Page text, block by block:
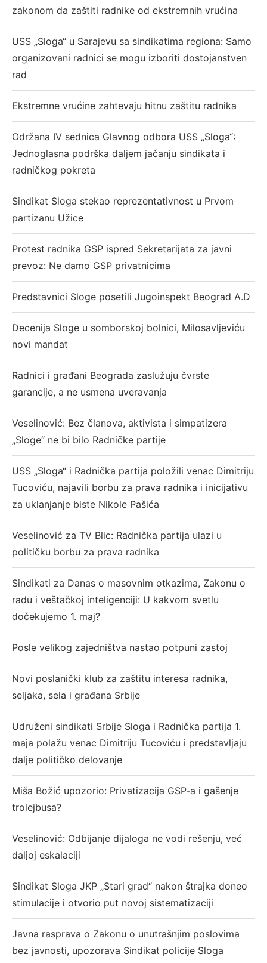
zakonom da zaštiti radnike od ekstremnih vrućina
USS „Sloga“ u Sarajevu sa sindikatima regiona: Samo
organizovani radnici se mogu izboriti dostojanstven
rad
Ekstremne vrućine zahtevaju hitnu zaštitu radnika
Održana IV sednica Glavnog odbora USS „Sloga“:
Jednoglasna podrška daljem jačanju sindikata i
radničkog pokreta
Sindikat Sloga stekao reprezentativnost u Prvom
partizanu Užice
Protest radnika GSP ispred Sekretarijata za javni
prevoz: Ne damo GSP privatnicima
Predstavnici Sloge posetili Jugoinspekt Beograd A.D
Decenija Sloge u somborskoj bolnici, Milosavljeviću
novi mandat
Radnici i građani Beograda zaslužuju čvrste
garancije, a ne usmena uveravanja
Veselinović: Bez članova, aktivista i simpatizera
„Sloge“ ne bi bilo Radničke partije
USS „Sloga“ i Radnička partija položili venac Dimitriju
Tucoviću, najavili borbu za prava radnika i inicijativu
za uklanjanje biste Nikole Pašića
Veselinović za TV Blic: Radnička partija ulazi u
političku borbu za prava radnika
Sindikati za Danas o masovnim otkazima, Zakonu o
radu i veštačkoj inteligenciji: U kakvom svetlu
dočekujemo 1. maj?
Posle velikog zajedništva nastao potpuni zastoj
Novi poslanički klub za zaštitu interesa radnika,
seljaka, sela i građana Srbije
Udruženi sindikati Srbije Sloga i Radnička partija 1.
maja polažu venac Dimitriju Tucoviću i predstavljaju
dalje političko delovanje
Miša Božić upozorio: Privatizacija GSP-a i gašenje
trolejbusa?
Veselinović: Odbijanje dijaloga ne vodi rešenju, već
daljoj eskalaciji
Sindikat Sloga JKP „Stari grad“ nakon štrajka doneo
stimulacije i otvorio put novoj sistematizaciji
Javna rasprava o Zakonu o unutrašnjim poslovima
bez javnosti, upozorava Sindikat policije Sloga